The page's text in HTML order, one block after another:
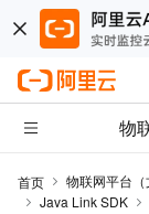
物
首页 物联网平台（
Java Link SDK